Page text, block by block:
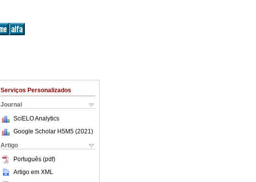
Serviços Personalizados
Journal
SciELO Analytics
Google Scholar H5M5 (2021 )
Artigo
Português (pdf)
Artigo em XML